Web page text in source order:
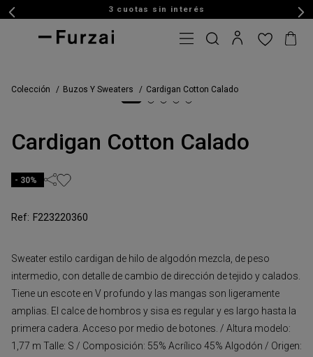
3 cuotas sin interés
Colección Buzos Y Sweaters Cardigan Cotton Calado
Cardigan Cotton Calado
30%
F223220360
Sweater estilo cardigan de hilo de algodón mezcla, de peso
intermedio, con detalle de cambio de dirección de tejido y calados.
Tiene un escote en V profundo y las mangas son ligeramente
amplias. El calce de hombros y sisa es regular y es largo hasta la
primera cadera. Acceso por medio de botones. / Altura modelo:
1,77 m Talle: S / Composición: 55% Acrílico 45% Algodón / Origen: